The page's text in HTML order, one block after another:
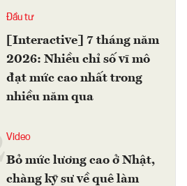
Đầu tư
[Interactive] 7 tháng năm
2026: Nhiều chỉ số vĩ mô
đạt mức cao nhất trong
nhiều năm qua
2Video
Bỏ mức lương cao ở Nhật,
chàng kỹ sư về quê làm